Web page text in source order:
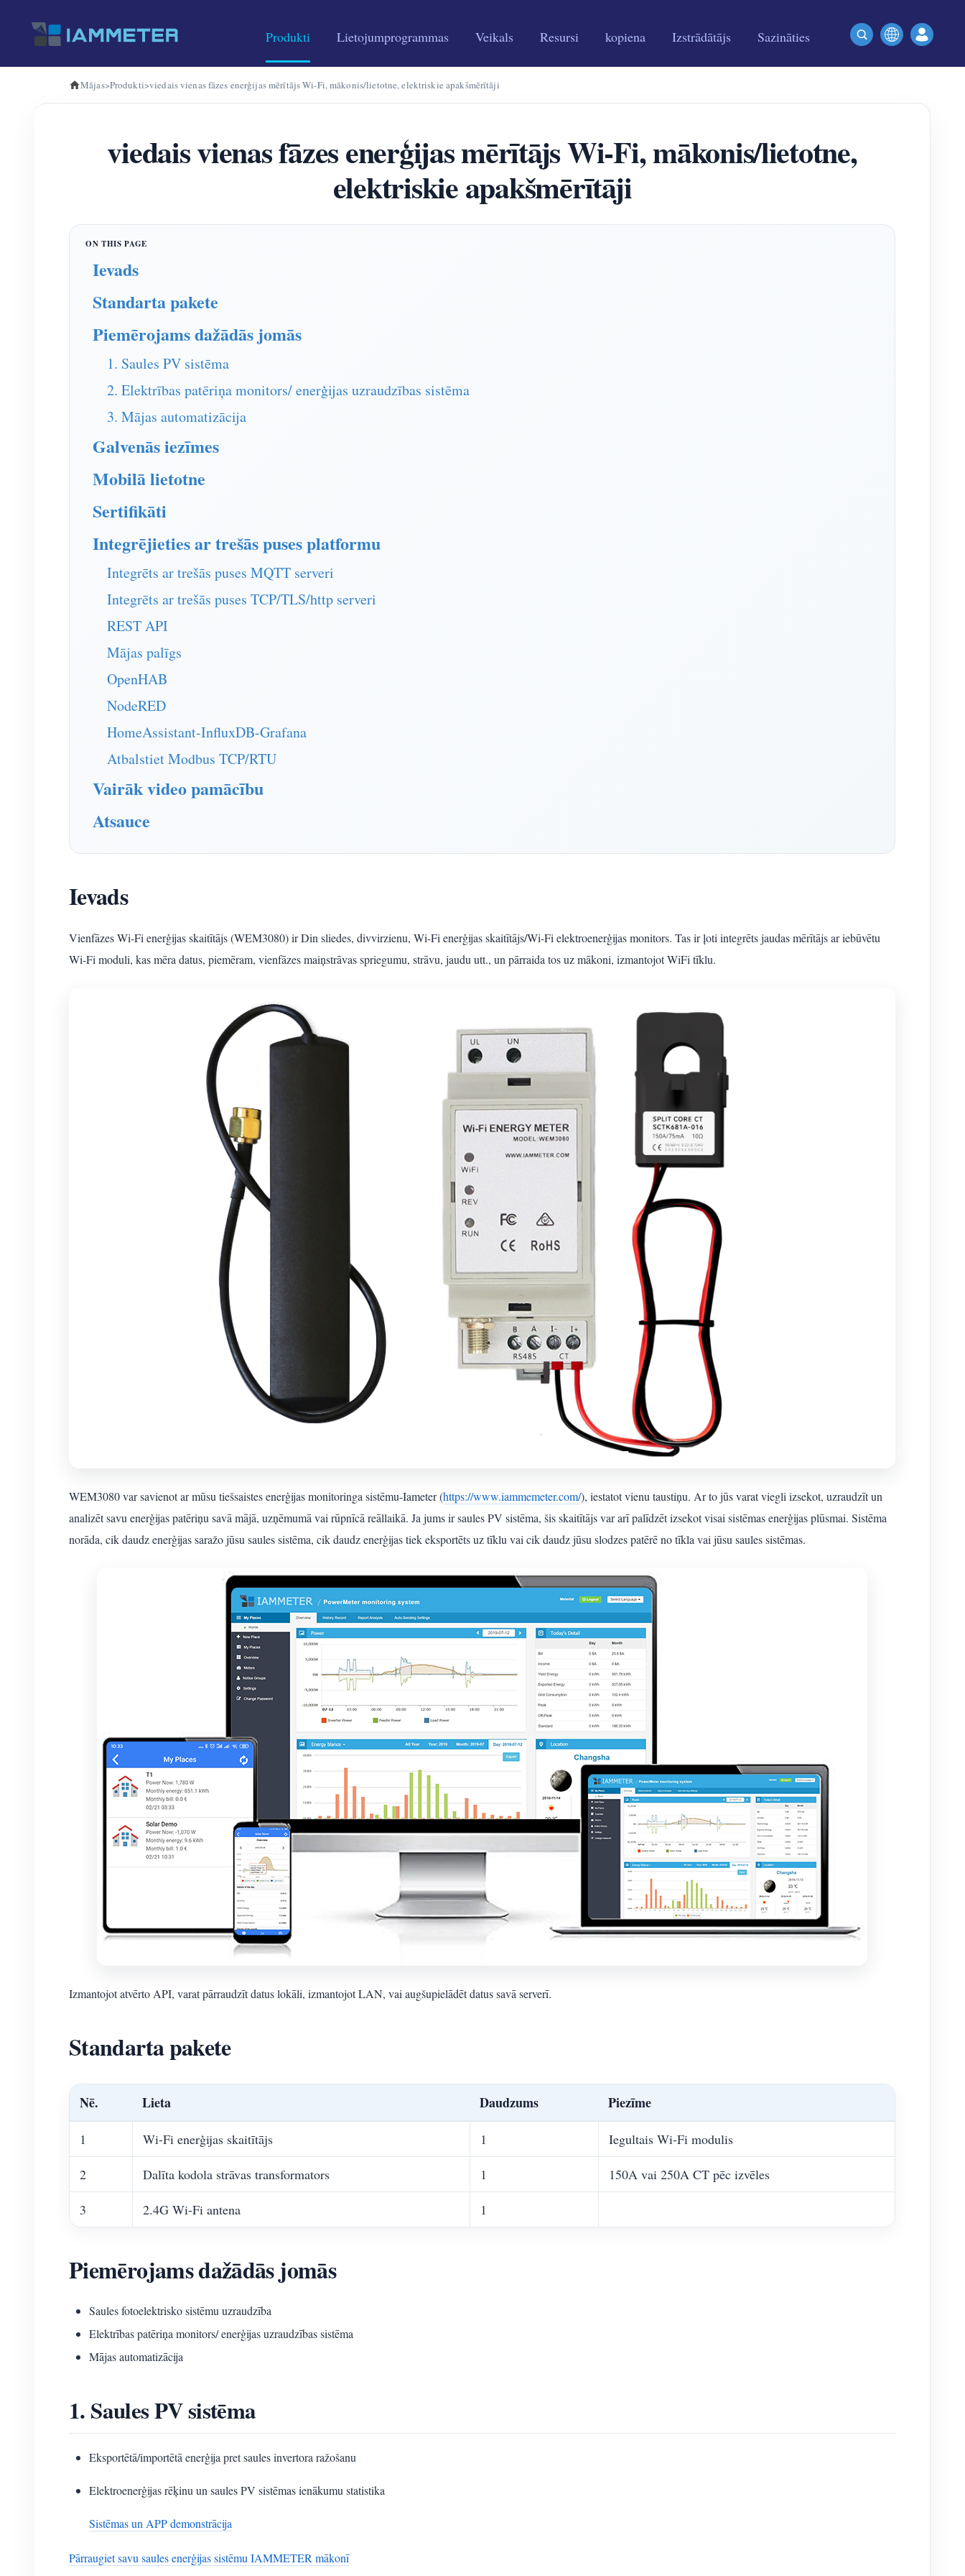
Produkti Lietojumprogrammas Veikals Resursi kopiena Izstrādātājs Sazināties
Mājas>Produkti>viedais vienas fāzes enerģijas mērītājs Wi-Fi, mākonis/lietotne, elektriskie apakšmērītāji
viedais vienas fāzes enerģijas mērītājs Wi-Fi, mākonis/lietotne,
elektriskie apakšmērītāji
Ievads
Standarta pakete
Piemērojams dažādās jomās
1. Saules PV sistēma
2. Elektrības patēriņa monitors/ enerģijas uzraudzības sistēma
3. Mājas automatizācija
Galvenās iezīmes
Mobilā lietotne
Sertifikāti
Integrējieties ar trešās puses platformu
Integrēts ar trešās puses MQTT serveri
Integrēts ar trešās puses TCP/TLS/http serveri
REST API
Mājas palīgs
OpenHAB
NodeRED
HomeAssistant-InfluxDB-Grafana
Atbalstiet Modbus TCP/RTU
Vairāk video pamācību
Atsauce
Ievads
Vienfāzes Wi-Fi enerģijas skaitītājs (WEM3080) ir Din sliedes, divvirzienu, Wi-Fi enerģijas skaitītājs/Wi-Fi elektroenerģijas monitors. Tas ir ļoti integrēts jaudas mērītājs ar iebūvētu
Wi-Fi moduli, kas mēra datus, piemēram, vienfāzes maiņstrāvas spriegumu, strāvu, jaudu utt., un pārraida tos uz mākoni, izmantojot WiFi tīklu.
WEM3080 var savienot ar mūsu tiešsaistes enerģijas monitoringa sistēmu-Iameter (https://www.iammemeter.com/), iestatot vienu taustiņu. Ar to jūs varat viegli izsekot, uzraudzīt un
analizēt savu enerģijas patēriņu savā mājā, uzņēmumā vai rūpnīcā reāllaikā. Ja jums ir saules PV sistēma, šis skaitītājs var arī palīdzēt izsekot visai sistēmas enerģijas plūsmai. Sistēma
norāda, cik daudz enerģijas saražo jūsu saules sistēma, cik daudz enerģijas tiek eksportēts uz tīklu vai cik daudz jūsu slodzes patērē no tīkla vai jūsu saules sistēmas.
Izmantojot atvērto API, varat pārraudzīt datus lokāli, izmantojot LAN, vai augšupielādēt datus savā serverī.
Standarta pakete
Nē. Lieta Daudzums Piezīme
1 Wi-Fi enerģijas skaitītājs 1 Iegultais Wi-Fi modulis
2 Dalīta kodola strāvas transformators 1 150A vai 250A CT pēc izvēles
3 2.4G Wi-Fi antena 1
Piemērojams dažādās jomās
Saules fotoelektrisko sistēmu uzraudzība
Elektrības patēriņa monitors/ enerģijas uzraudzības sistēma
Mājas automatizācija
1. Saules PV sistēma
Eksportētā/importētā enerģija pret saules invertora ražošanu
Elektroenerģijas rēķinu un saules PV sistēmas ienākumu statistika
Sistēmas un APP demonstrācija
Pārraugiet savu saules enerģijas sistēmu IAMMETER mākonī